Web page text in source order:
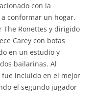
con la
conformar un hogar.
The Ronettes y dirigido
Carey con botas
en un estudio y
bailarinas. Al
incluido en el mejor
el segundo jugador